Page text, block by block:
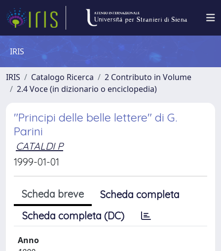
IRIS
IRIS Catalogo Ricerca
2 Contributo in Volume
2.4 Voce (in dizionario o enciclopedia)
"Principi delle belle lettere" di G.
Parini
CATALDI P
1999-01-01
Scheda breve
Scheda completa
Scheda completa (DC)
Anno